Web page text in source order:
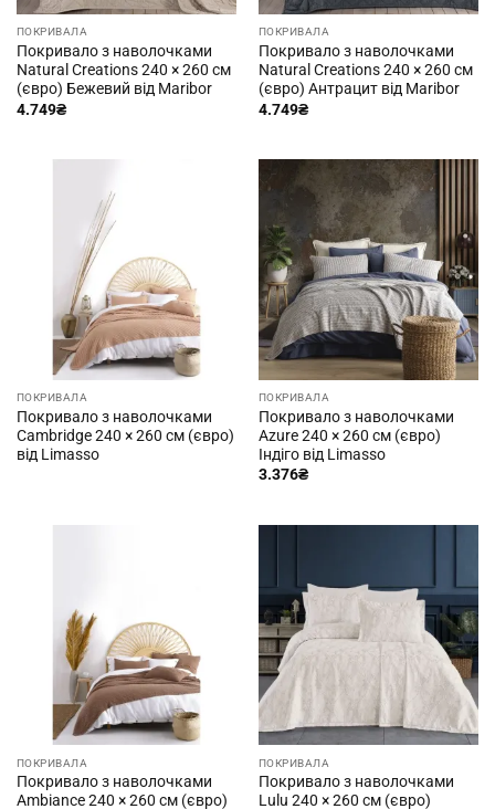
ПОКРИВАЛА
Покривало з наволочками
Natural Creations 240 × 260 см
(євро) Бежевий від Maribor
4.749₴
ПОКРИВАЛА
Покривало з наволочками
Natural Creations 240 × 260 см
(євро) Антрацит від Maribor
4.749₴
ПОКРИВАЛА
Покривало з наволочками
Cambridge 240 × 260 см (євро)
від Limasso
ПОКРИВАЛА
Покривало з наволочками
Azure 240 × 260 см (євро)
Індіго від Limasso
3.376₴
ПОКРИВАЛА
Покривало з наволочками
Ambiance 240 × 260 см (євро)
ПОКРИВАЛА
Покривало з наволочками
Lulu 240 × 260 см (євро)